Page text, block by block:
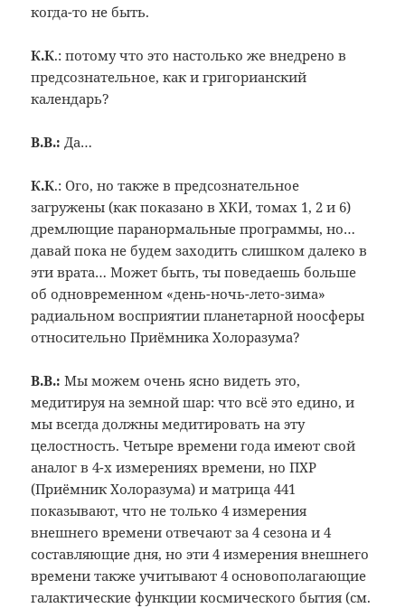
когда-то не быть.
К.К.: потому что это настолько же внедрено в
предсознательное, как и григорианский
календарь?
В.В.: Да…
К.К.: Ого, но также в предсознательное
загружены (как показано в ХКИ, томах 1, 2 и 6)
дремлющие паранормальные программы, но…
давай пока не будем заходить слишком далеко в
эти врата… Может быть, ты поведаешь больше
об одновременном «день-ночь-лето-зима»
радиальном восприятии планетарной ноосферы
относительно Приёмника Холоразума?
В.В.:Мы можем очень ясно видеть это,
медитируя на земной шар: что всё это едино, и
мы всегда должны медитировать на эту
целостность. Четыре времени года имеют свой
аналог в 4-х измерениях времени, но ПХР
(Приёмник Холоразума) и матрица 441
показывают, что не только 4 измерения
внешнего времени отвечают за 4 сезона и 4
составляющие дня, но эти 4 измерения внешнего
времени также учитывают 4 основополагающие
галактические функции космического бытия (см.